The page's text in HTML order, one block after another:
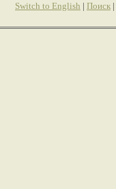
Switch to English | Поиск |